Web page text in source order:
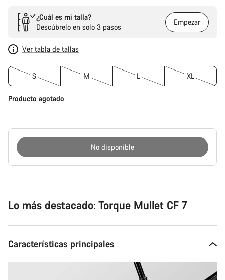
¿Cuál es mi talla?
Descúbrelo en solo 3 pasos
Empezar
Ver tabla de tallas
S M L XL
Producto agotado
No disponible
Lo más destacado: Torque Mullet CF 7
Características principales